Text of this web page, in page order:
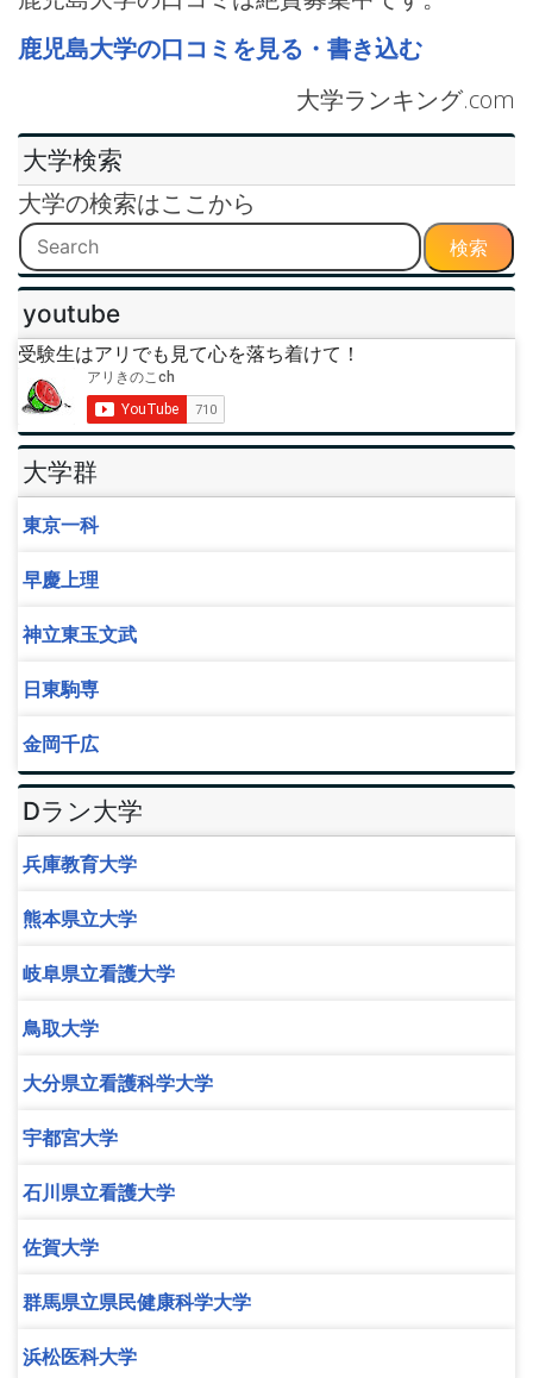
鹿児島大学の口コミを見る・書き込む
大学ランキング.com
大学検索
大学の検索はここから
検索
youtube
受験生はアリでも見て心を落ち着けて！
大学群
東京一科
早慶上理
神立東玉文武
日東駒専
金岡千広
Dラン大学
兵庫教育大学
熊本県立大学
岐阜県立看護大学
鳥取大学
大分県立看護科学大学
宇都宮大学
石川県立看護大学
佐賀大学
群馬県立県民健康科学大学
浜松医科大学